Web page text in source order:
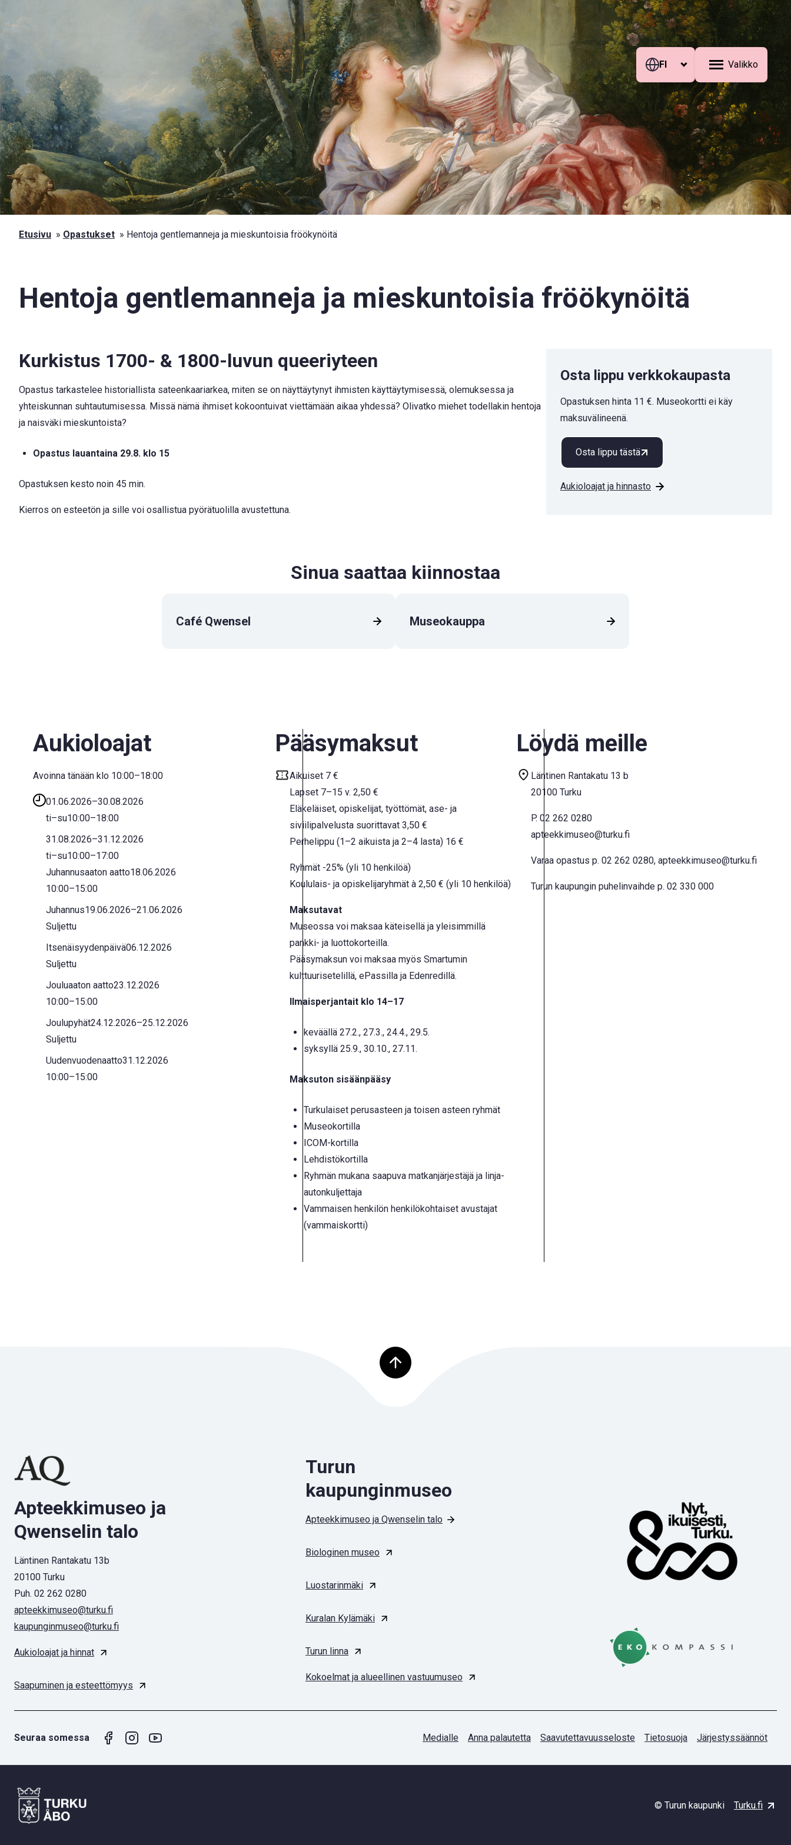
FI Valikko
Etusivu » Opastukset » Hentoja gentlemanneja ja mieskuntoisia fröökynöitä
Hentoja gentlemanneja ja mieskuntoisia fröökynöitä
Kurkistus 1700- & 1800-luvun queeriyteen
Opastus tarkastelee historiallista sateenkaariarkea, miten se on näyttäytynyt ihmisten käyttäytymisessä, olemuksessa ja
yhteiskunnan suhtautumisessa. Missä nämä ihmiset kokoontuivat viettämään aikaa yhdessä? Olivatko miehet todellakin hentoja
ja naisväki mieskuntoista?
Opastus lauantaina 29.8. klo 15
Opastuksen kesto noin 45 min.
Kierros on esteetön ja sille voi osallistua pyörätuolilla avustettuna.
Osta lippu verkkokaupasta
Opastuksen hinta 11 €. Museokortti ei käy
maksuvälineenä.
Osta lippu tästä
Aukioloajat ja hinnasto
Sinua saattaa kiinnostaa
Café Qwensel Museokauppa
Aukioloajat
Avoinna tänään klo 10:00–18:00
01.06.2026–30.08.2026
ti–su10:00–18:00
31.08.2026–31.12.2026
ti–su10:00–17:00
Juhannusaaton aatto18.06.2026
10:00–15:00
Juhannus19.06.2026–21.06.2026
Suljettu
Itsenäisyydenpäivä06.12.2026
Suljettu
Jouluaaton aatto23.12.2026
10:00–15:00
Joulupyhät24.12.2026–25.12.2026
Suljettu
Uudenvuodenaatto31.12.2026
10:00–15:00
Pääsymaksut
Aikuiset 7 €
Lapset 7–15 v. 2,50 €
Eläkeläiset, opiskelijat, työttömät, ase- ja
siviilipalvelusta suorittavat 3,50 €
Perhelippu (1–2 aikuista ja 2–4 lasta) 16 €
Ryhmät -25% (yli 10 henkilöä)
Koululais- ja opiskelijaryhmät à 2,50 € (yli 10 henkilöä)
Maksutavat
Museossa voi maksaa käteisellä ja yleisimmillä
pankki- ja luottokorteilla.
Pääsymaksun voi maksaa myös Smartumin
kulttuurisetelillä, ePassilla ja Edenredillä.
Ilmaisperjantait klo 14–17
keväällä27.2., 27.3., 24.4., 29.5.
syksyllä 25.9., 30.10., 27.11.
Maksuton sisäänpääsy
Turkulaiset perusasteen ja toisen asteen ryhmät
Museokortilla
ICOM-kortilla
Lehdistökortilla
Ryhmän mukana saapuva matkanjärjestäjä ja linja-
autonkuljettaja
Vammaisen henkilön henkilökohtaiset avustajat
(vammaiskortti)
Löydä meille
Läntinen Rantakatu 13 b
20100 Turku
P. 02 262 0280
apteekkimuseo@turku.fi
Varaa opastus p. 02 262 0280, apteekkimuseo@turku.fi
Turun kaupungin puhelinvaihde p. 02 330 000
Palaa ylös
Apteekkimuseo ja
Qwenselin talo
Läntinen Rantakatu 13b
20100 Turku
Puh. 02 262 0280
apteekkimuseo@turku.fi
kaupunginmuseo@turku.fi
Aukioloajat ja hinnat
Saapuminen ja esteettömyys
Turun
kaupunginmuseo
Apteekkimuseo ja Qwenselin talo
Biologinen museo
Luostarinmäki
Kuralan Kylämäki
Turun linna
Kokoelmat ja alueellinen vastuumuseo
Seuraa somessa Medialle Anna palautetta Saavutettavuusseloste Tietosuoja Järjestyssäännöt
© Turun kaupunki Turku.fi